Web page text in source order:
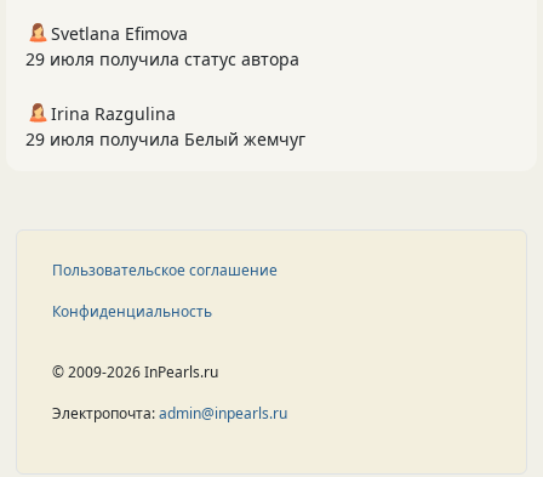
Svetlana Efimova
29 июля получила статус автора
Irina Razgulina
29 июля получила Белый жемчуг
Пользовательское соглашение
Конфиденциальность
© 2009-2026 InPearls.ru
Электропочта:admin@inpearls.ru